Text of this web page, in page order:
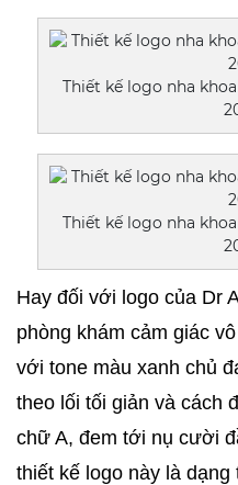
Thiết kế logo nha
Thiết kế logo nha
Hay đối với logo của Dr
phòng khám cảm giác
với tone màu xanh chủ
theo lối tối giản và cách
chữ A, đem tới nụ cười
thiết kế logo này là